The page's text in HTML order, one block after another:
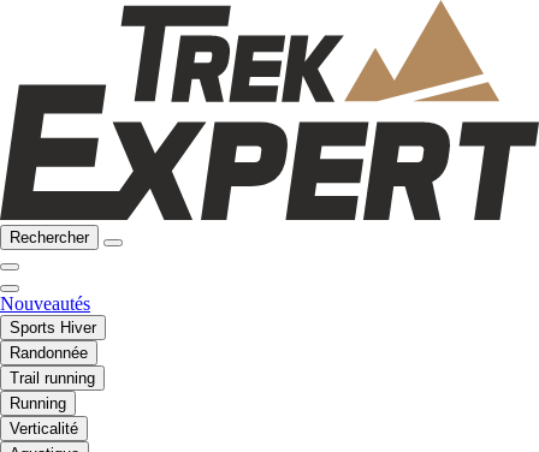
Rechercher
Nouveautés
Sports Hiver
Randonnée
Trail running
Running
Verticalité